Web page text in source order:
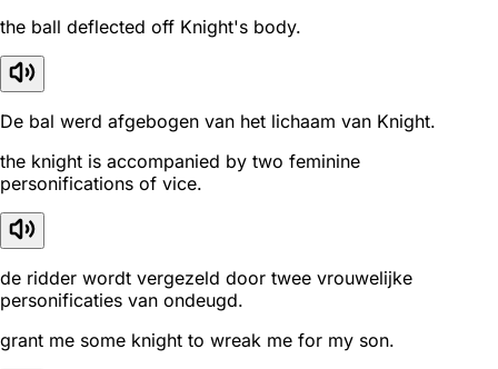
the ball deflected off Knight's body.
De bal werd afgebogen van het lichaam van Knight.
the knight is accompanied by two feminine
personifications of vice.
de ridder wordt vergezeld door twee vrouwelijke
personificaties van ondeugd.
grant me some knight to wreak me for my son.